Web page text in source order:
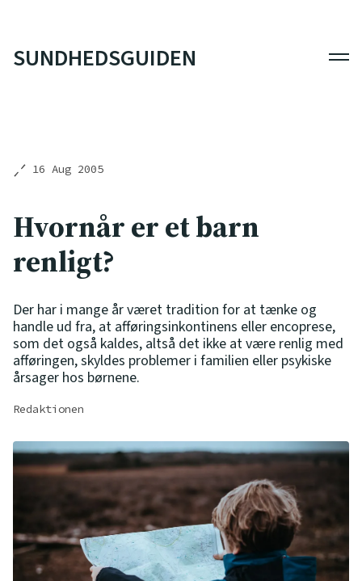
SUNDHEDSGUIDEN
16 Aug 2005
Hvornår er et barn
renligt?
Der har i mange år været tradition for at tænke og
handle ud fra, at afføringsinkontinens eller encoprese,
som det også kaldes, altså det ikke at være renlig med
afføringen, skyldes problemer i familien eller psykiske
årsager hos børnene.
Redaktionen